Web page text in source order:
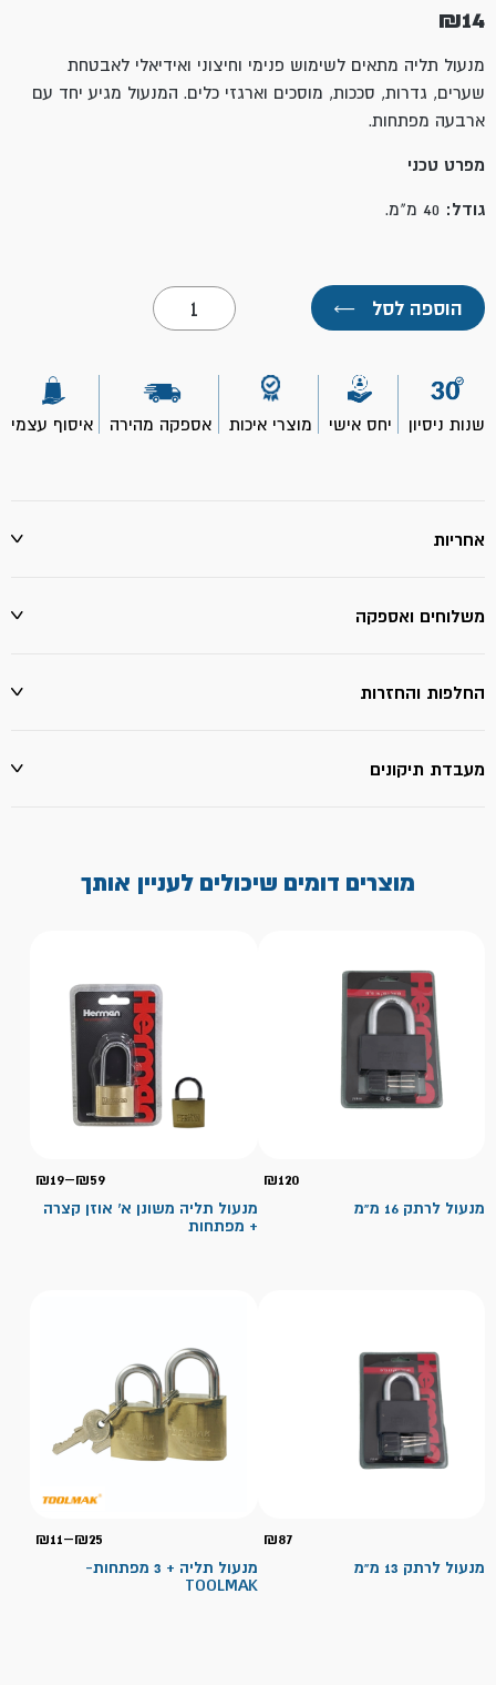
₪14
מנעול תליה מתאים לשימוש פנימי וחיצוני ואידיאלי לאבטחת
שערים, גדרות, סככות, מוסכים וארגזי כלים. המנעול מגיע יחד עם
ארבעה מפתחות.
מפרט טכני
גודל:
הוספה לסל ←
כמות
של
מנעול
שנות ניסיון יחס אישי מוצרי איכות אספקה מהירה איסוף עצמי
אחריות
משלוחים ואספקה
החלפות והחזרות
מעבדת תיקונים
מוצרים דומים שיכולים לעניין אותך
₪120
מנעול לרתק 16 מ"מ
₪19–₪59
מנעול תליה משונן א' אוזן קצרה
+ מפתחות
₪87
מנעול לרתק 13 מ"מ
₪11–₪25
מנעול תליה + 3 מפתחות-
TOOLMAK